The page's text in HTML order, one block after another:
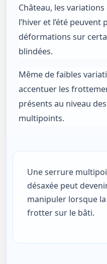
Château, les
l’hiver et l’été
déformations sur
blindées.
Même de faibles
accentuer les
présents au niveau
multipoints.
Une serrure
désaxée peut
manipuler lorsque
frotter sur le bâti.